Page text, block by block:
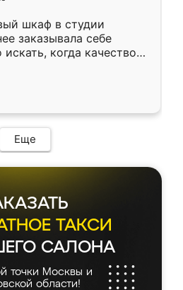
шкаф в студии
заказывала себе
когда качеством
кухня уже почти
нет.
Еще
ТАКСИ
САЛОНА
точки Москвы и
области!